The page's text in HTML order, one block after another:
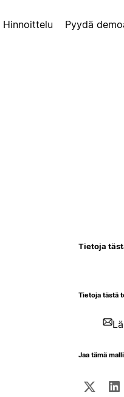
Hinnoittelu Pyydä
Tietoja
Tietoja tästä
Jaa tämä malli